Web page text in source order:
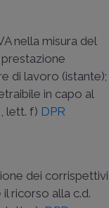
nella misura del
di lavoro (istante);
in capo al
lett. f) DPR
dei corrispettivi
ricorso alla c.d.